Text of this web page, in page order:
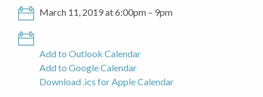
March 11, 2019 at 6:00pm – 9pm
Add to Outlook Calendar
Add to Google Calendar
Download .ics for Apple Calendar